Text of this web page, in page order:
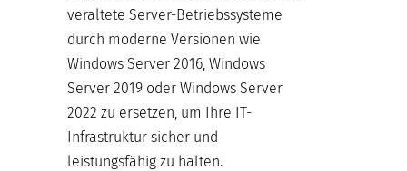
veraltete Server-Betriebssysteme
durch moderne Versionen wie
Windows Server 2016, Windows
Server 2019 oder Windows Server
2022 zu ersetzen, um Ihre IT-
Infrastruktur sicher und
leistungsfähig zu halten.